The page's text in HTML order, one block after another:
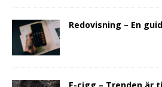
Redovisning – En